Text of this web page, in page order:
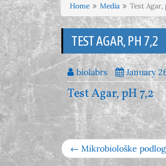
Home Media Test Agar,
TEST AGAR, PH 7,2
biolabrs January
Test Agar, pH 7,2
← Mikrobiološke